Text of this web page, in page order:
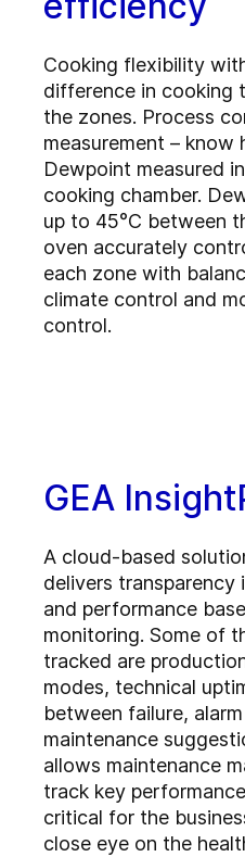
Cooking flexibility
difference in cooking
the zones. Process
measurement – know
Dewpoint measured
cooking chamber.
up to 45°C between
oven accurately
each zone with
climate control and
control.
GEA
A cloud-based
delivers transparency
and performance
monitoring. Some of
tracked are
modes, technical
between failure,
maintenance
allows maintenance
track key
critical for the
close eye on the